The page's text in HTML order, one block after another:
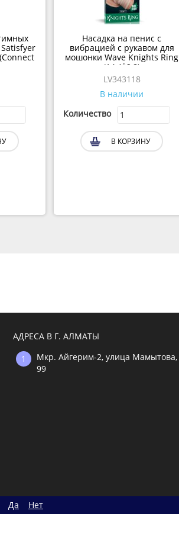
Насадка на пенис с
вибрацией с рукавом для
мошонки Wave Knights Ring
(14,4*2,8)
LV343118
В наличии
Количество
В КОРЗИНУ
Да Нет
АДРЕСА В Г. АЛМАТЫ
Мкр. Айгерим-2, улица Мамытова,
99